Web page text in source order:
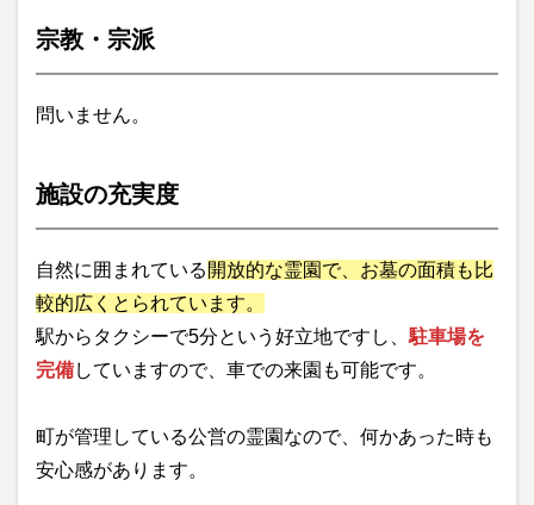
宗教・宗派
問いません。
施設の充実度
自然に囲まれている 開放的な霊園で、お墓の面積も比
較的広くとられています。
駅からタクシーで5分という好立地ですし、 駐車場を
完備していますので、車での来園も可能です。
町が管理している公営の霊園なので、何かあった時も
安心感があります。